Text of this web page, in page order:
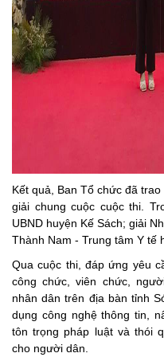
Kết quả, Ban Tổ chức đã
giải chung cuộc cuộc thi.
UBND huyện Kế Sách; giải
Thành Nam - Trung tâm Y tế
Qua cuộc thi, đáp ứng yêu
công chức, viên chức,
nhân dân trên địa bàn tỉnh
dụng công nghệ thông tin,
tôn trọng pháp luật và thói
cho người dân.